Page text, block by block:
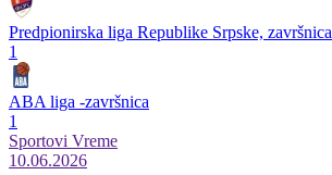
Predpionirska liga Republike Srpske, završnica
1
ABA liga -završnica
1
Sportovi Vreme
10.06.2026